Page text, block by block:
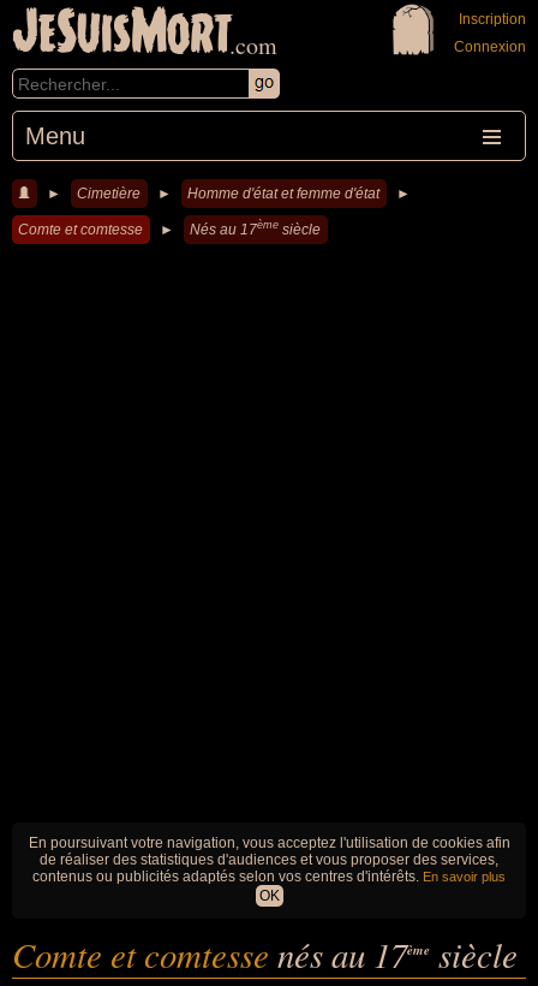
JeSuisMort.com
Menu
Inscription
Connexion
► Cimetière ► Homme d'état et femme d'état ►
Comte et comtesse ► Nés au 17ème siècle
En poursuivant votre navigation, vous acceptez l'utilisation de cookies afin
de réaliser des statistiques d'audiences et vous proposer des services,
contenus ou publicités adaptés selon vos centres d'intérêts. En savoir plus
OK
Comte et comtesse nés au 17ème siècle